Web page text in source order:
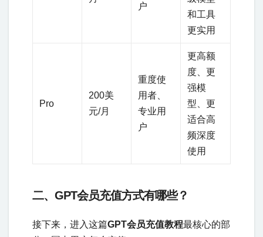
户
和工具
更实用
Pro
200美
元/月
重度使
用者、
专业用
户
更高额
度、更
强模
型、更
适合高
频深度
使用
二、GPT会员充值方式有哪些？
接下来，进入这篇GPT会员充值教程最核心的部